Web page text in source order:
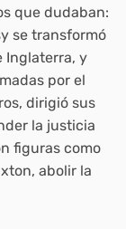
que dudaban:
se transformó
Inglaterra, y
por el
dirigió sus
la justicia
figuras como
abolir la